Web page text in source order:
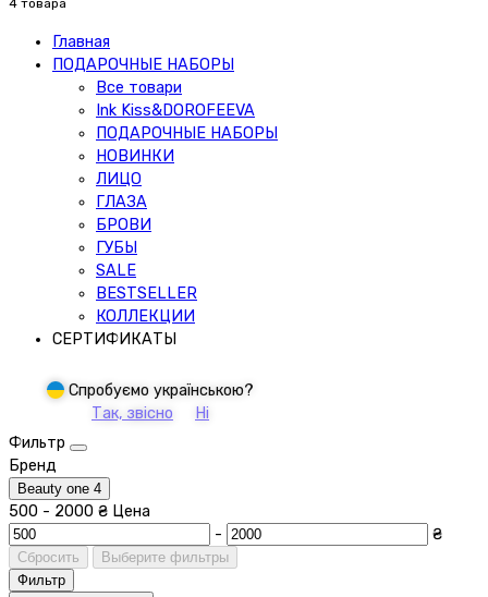
4 товара
Главная
ПОДАРОЧНЫЕ НАБОРЫ
Все товари
Ink Kiss&DOROFEEVA
ПОДАРОЧНЫЕ НАБОРЫ
НОВИНКИ
ЛИЦО
ГЛАЗА
БРОВИ
ГУБЫ
SALE
BESTSELLER
КОЛЛЕКЦИИ
СЕРТИФИКАТЫ
Спробуємо українською?
Так, звісно
Ні
Фильтр
Бренд
Beauty one 4
500 - 2000 ₴ Цена
-
₴
Сбросить
Выберите фильтры
Фильтр